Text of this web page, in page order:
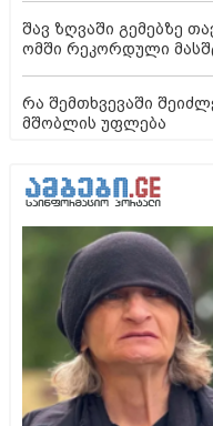
შავ ზღვაში გემებზე
ომში რეკორდული
რა შემთხვევაში
მშობლის უფლება